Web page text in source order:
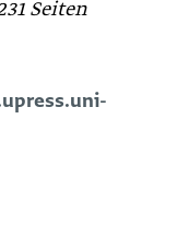
Seiten